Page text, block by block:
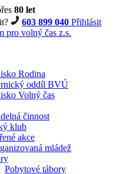
80 let
603 899 040 Přihlásit
Rodina
oddíl BVÚ
Volný čas
činnost
klub
akce
mládež
Pobytové tábory